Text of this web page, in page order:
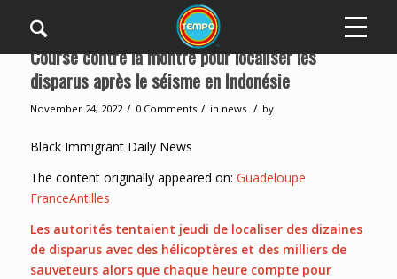
Course contre la montre pour localiser les
disparus après le séisme en Indonésie
November 24, 2022 / 0 Comments / in news / by
Black Immigrant Daily News
The content originally appeared on: Guadeloupe
FranceAntilles
Les autorités tentaient jeudi de localiser des dizaines
de disparus avec des hélicoptères et des milliers de
sauveteurs alors que chaque heure compte pour